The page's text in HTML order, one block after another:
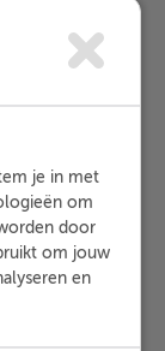
met
je in met
om
door
om jouw
en